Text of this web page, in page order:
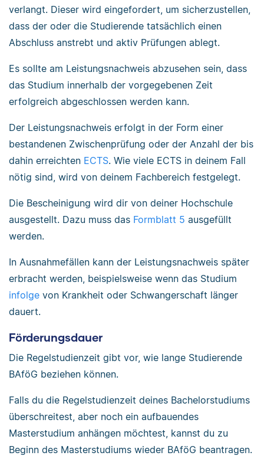
verlangt. Dieser wird eingefordert, um sicherzustellen,
dass der oder die Studierende tatsächlich einen
Abschluss anstrebt und aktiv Prüfungen ablegt.
Es sollte am Leistungsnachweis abzusehen sein, dass
das Studium innerhalb der vorgegebenen Zeit
erfolgreich abgeschlossen werden kann.
Der Leistungsnachweis erfolgt in der Form einer
bestandenen Zwischenprüfung oder der Anzahl der bis
dahin erreichten ECTS. Wie viele ECTS in deinem Fall
nötig sind, wird von deinem Fachbereich festgelegt.
Die Bescheinigung wird dir von deiner Hochschule
ausgestellt. Dazu muss das Formblatt 5 ausgefüllt
werden.
In Ausnahmefällen kann der Leistungsnachweis später
erbracht werden, beispielsweise wenn das Studium
infolge von Krankheit oder Schwangerschaft länger
dauert.
Förderungsdauer
Die Regelstudienzeit gibt vor, wie lange Studierende
BAföG beziehen können.
Falls du die Regelstudienzeit deines Bachelorstudiums
überschreitest, aber noch ein aufbauendes
Masterstudium anhängen möchtest, kannst du zu
Beginn des Masterstudiums wieder BAföG beantragen.